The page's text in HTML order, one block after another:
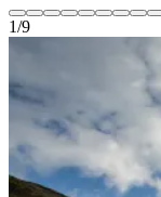
1/9